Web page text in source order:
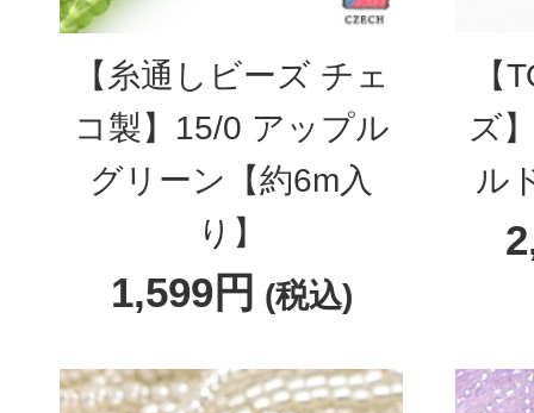
【糸通しビーズ チェ
コ製】15/0 アップル
グリーン【約6m入
り】
1,599円 (税込)
【
ズ
ル